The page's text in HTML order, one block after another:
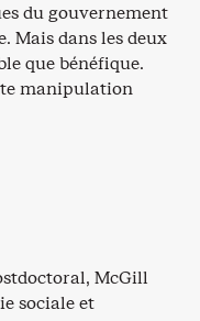
du gouvernement
Mais dans les deux
que bénéfique.
manipulation
McGill
sociale et